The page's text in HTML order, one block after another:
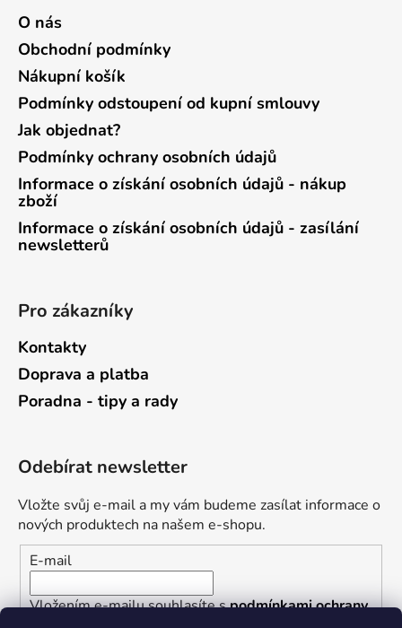
O nás
Obchodní podmínky
Nákupní košík
Podmínky odstoupení od kupní smlouvy
Jak objednat?
Podmínky ochrany osobních údajů
Informace o získání osobních údajů - nákup
zboží
Informace o získání osobních údajů - zasílání
newsletterů
Pro zákazníky
Kontakty
Doprava a platba
Poradna - tipy a rady
Odebírat newsletter
Vložte svůj e-mail a my vám budeme zasílat informace o
nových produktech na našem e-shopu.
E-mail
Vložením e-mailu souhlasíte spodmínkami ochrany